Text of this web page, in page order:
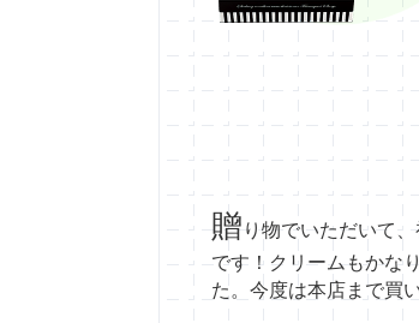
贈 り物でいただいて
です！クリームもかな
た。今度は本店まで買